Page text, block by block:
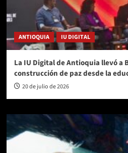
ANTIOQUIA IU DIGITAL
La IU Digital de Antioquia llevó a
construcción de paz desde la
20 de julio de 2026